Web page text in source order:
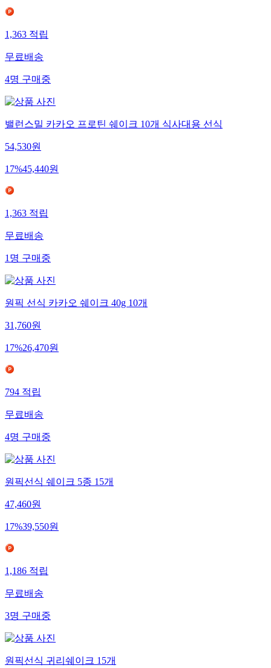
1,363적립
무료배송
4명구매중
밸런스밀 카카오 프로틴 쉐이크 10개 식사대용 선식
54,530원
17%45,440원
1,363적립
무료배송
1명구매중
원픽 선식 카카오 쉐이크 40g 10개
31,760원
17%26,470원
794적립
무료배송
4명구매중
원픽선식 쉐이크 5종 15개
47,460원
17%39,550원
1,186적립
무료배송
3명구매중
원픽선식 귀리쉐이크 15개